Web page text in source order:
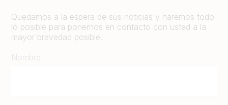
Quedamos a la espera de sus noticias y haremos todo
lo posible para ponernos en contacto con usted a la
mayor brevedad posible.
Nombre